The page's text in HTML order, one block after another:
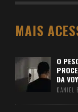
MAIS
O
DA
DANIEL